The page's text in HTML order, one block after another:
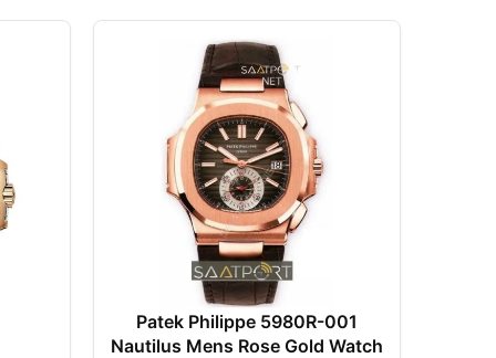
Patek Philippe 5980R-001
Nautilus Mens Rose Gold Watch